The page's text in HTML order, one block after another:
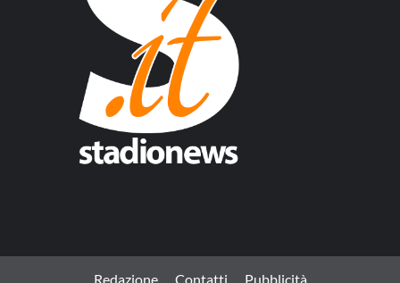
Redazione Contatti Pubblicità